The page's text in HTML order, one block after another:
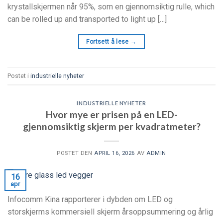
krystallskjermen når 95%, som en gjennomsiktig rulle, which
can be rolled up and transported to light up […]
Fortsett å lese →
Postet i industrielle nyheter
INDUSTRIELLE NYHETER
Hvor mye er prisen på en LED-
gjennomsiktig skjerm per kvadratmeter?
POSTET DENAPRIL 16, 2026 AVADMIN
16
apr
Infocomm Kina rapporterer i dybden om LED og
storskjerms kommersiell skjerm årsoppsummering og årlig